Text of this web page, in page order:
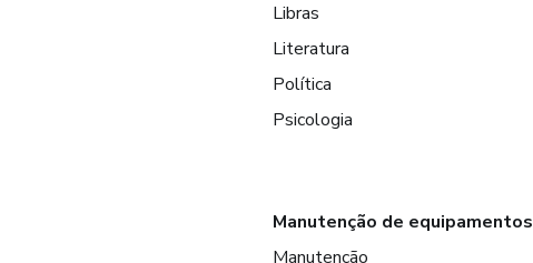
Libras
Literatura
Política
Psicologia
Manutenção de equipamentos
Manutenção